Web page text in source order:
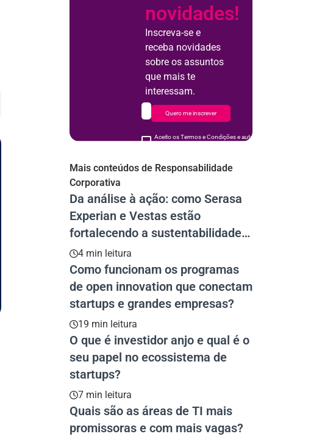
novidades!
Inscreva-se e
receba novidades
sobre os assuntos
que mais te
interessam.
Aceito os Termos e Condições e autorizo o uso de meus
Quero me inscrever
Mais conteúdos de Responsabilidade
Corporativa
Da análise à ação: como Serasa
Experian e Vestas estão
fortalecendo a sustentabilidade
na cadeia de fornecedores
4 min leitura
Como funcionam os programas
de open innovation que conectam
startups e grandes empresas?
19 min leitura
O que é investidor anjo e qual é o
seu papel no ecossistema de
startups?
7 min leitura
Quais são as áreas de TI mais
promissoras e com mais vagas?